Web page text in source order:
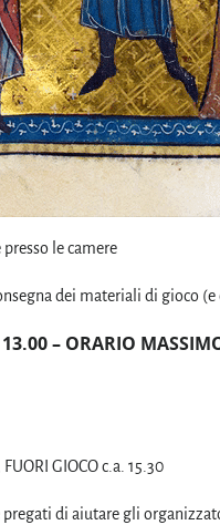
le camere
dei materiali di gioco
– ORARIO
GIOCO c.a. 15.30
di aiutare gli